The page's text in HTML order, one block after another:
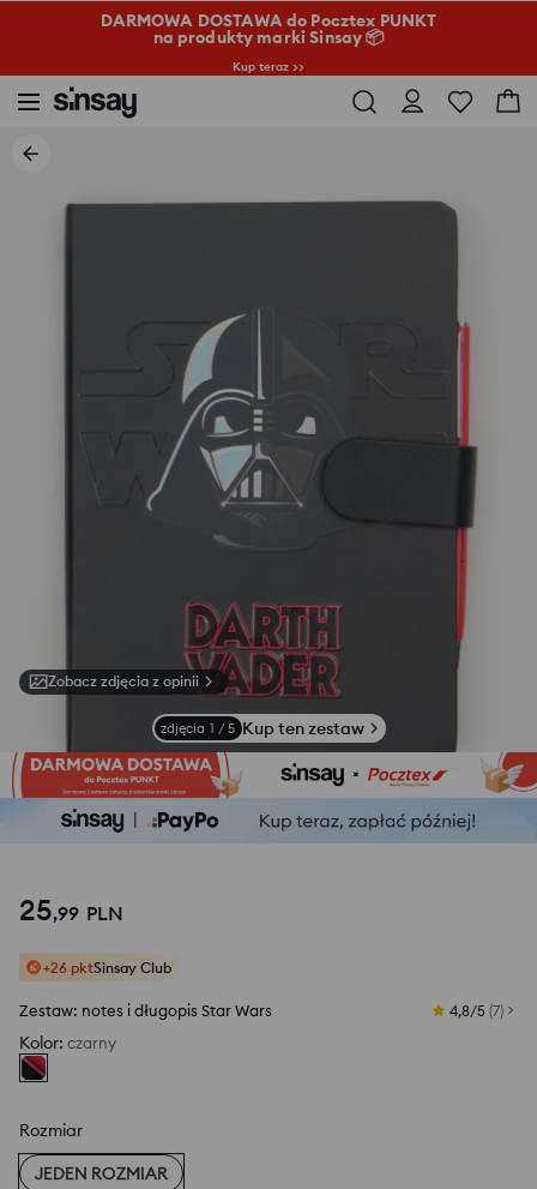
DARMOWA DOSTAWA do Pocztex PUNKT
na produkty marki Sinsay 📦
Kup teraz >>
Zobacz zdjęcia z opinii
zdjęcia 1 / 5 Kup ten zestaw
25,99 PLN
+26 pktSinsay Club
Zestaw: notes i długopis Star Wars 4,8/5 (7)
Kolor: czarny
Rozmiar
JEDEN ROZMIAR